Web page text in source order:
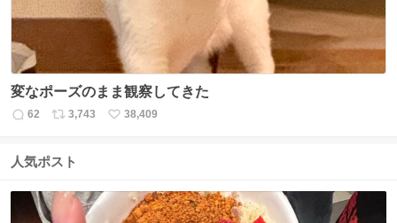
変なポーズのまま観察してきた
返
数
62
リ
ス
数
3,743
い
38,409
人気ポスト